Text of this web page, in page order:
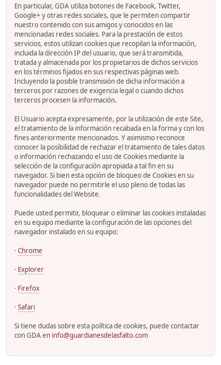
En particular, GDA utiliza botones de Facebook, Twitter,
Google+ y otras redes sociales, que le permiten compartir
nuestro contenido con sus amigos y conocidos en las
mencionadas redes sociales. Para la prestación de estos
servicios, estos utilizan cookies que recopilan la información,
incluida la dirección IP del usuario, que será transmitida,
tratada y almacenada por los propietarios de dichos servicios
en los términos fijados en sus respectivas páginas web.
Incluyendo la posible transmisión de dicha información a
terceros por razones de exigencia legal o cuando dichos
terceros procesen la información.
El Usuario acepta expresamente, por la utilización de este Site,
el tratamiento de la información recabada en la forma y con los
fines anteriormente mencionados. Y asimismo reconoce
conocer la posibilidad de rechazar el tratamiento de tales datos
o información rechazando el uso de Cookies mediante la
selección de la configuración apropiada a tal fin en su
navegador. Si bien esta opción de bloqueo de Cookies en su
navegador puede no permitirle el uso pleno de todas las
funcionalidades del Website.
Puede usted permitir, bloquear o eliminar las cookies instaladas
en su equipo mediante la configuración de las opciones del
navegador instalado en su equipo:
· Chrome
· Explorer
· Firefox
· Safari
Si tiene dudas sobre esta política de cookies, puede contactar
con GDA en info@guardianesdelasfalto.com